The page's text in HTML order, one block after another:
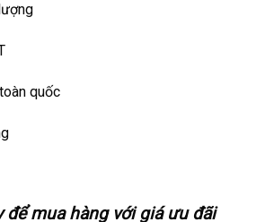
quốc
để mua hàng với giá ưu đãi